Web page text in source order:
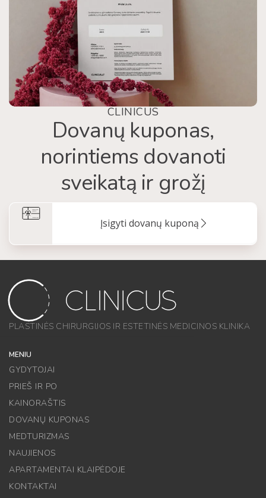
CLINICUS
Dovanų kuponas,
norintiems dovanoti
sveikatą ir grožį
Įsigyti dovanų kuponą
PLASTINĖS CHIRURGIJOS IR ESTETINĖS MEDICINOS KLINIKA
MENIU
GYDYTOJAI
PRIEŠ IR PO
KAINORAŠTIS
DOVANŲ KUPONAS
MEDTURIZMAS
NAUJIENOS
APARTAMENTAI KLAIPĖDOJE
KONTAKTAI